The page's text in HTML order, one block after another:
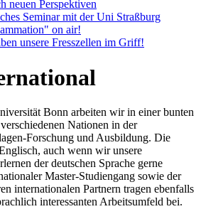
neuen Perspektiven
Seminar mit der Uni Straßburg
on air!
unsere Fresszellen im Griff!
Bonn arbeiten wir in einer bunten
Nationen in der
Forschung und Ausbildung. Die
auch wenn wir unsere
der deutschen Sprache gerne
Master-Studiengang sowie der
internationalen Partnern tragen ebenfalls
interessanten Arbeitsumfeld bei.